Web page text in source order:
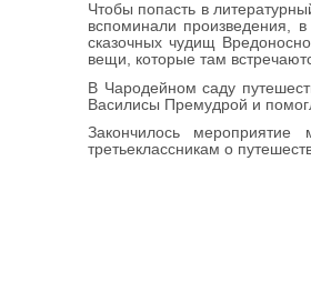
Чтобы попасть в
вспоминали произведения,
сказочных чудищ
вещи, которые там
В Чародейном саду
Василисы Премудрой и
Закончилось
третьеклассникам о